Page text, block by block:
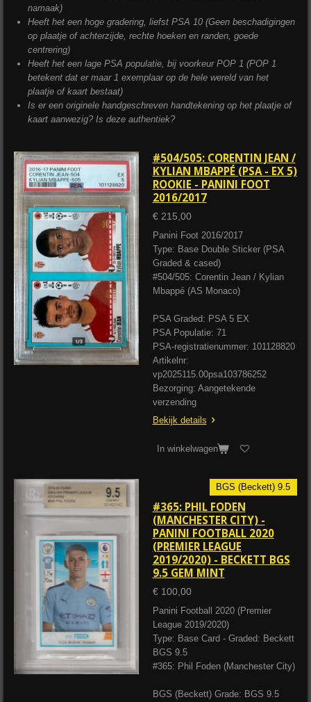
namaak)
Heeft het een hoge gradering, liefst PSA 10 (Geen beschadigingen
op plaatje of achterzijde, rechte hoeken en randen, goede
centrering)
Heeft het een lage PSA populatie, bij voorkeur POP 1 (POP 1
betekent dat er maar 1 exemplaar op de hele wereld van het
plaatje of kaart bestaat)
Is er een originele handgeschreven handtekening op het plaatje of
kaart aanwezig? Is deze authentiek?
#504/505: CORENTIN JEAN /
KYLIAN MBAPPÉ (PSA - EX 5)
ROOKIE - PANINI FOOT
2016/2017
€ 215,00
Panini Foot 2016/2017
Type: Base Double Sticker (PSA
Graded & cased)
#504/505: Corentin Jean / Kylian
Mbappé (AS Monaco)
PSA Graded: PSA 5 EX
PSA Populatie: 71
PSA-registratienummer: 101128820
Artikelnr:
vp2025115.00psa103786252
Bezorging: Aangetekende
verzending
Bekijk details
In winkelwagen
BGS (Beckett) 9.5
#365: PHIL FODEN
(MANCHESTER CITY) -
PANINI FOOTBALL 2020
(PREMIER LEAGUE
2019/2020) - BECKETT BGS
9.5 GEM MINT
€ 100,00
Panini Football 2020 (Premier
League 2019/2020)
Type: Base Card - Graded: Beckett
BGS 9.5
#365: Phil Foden (Manchester City)
BGS (Beckett) Grade: BGS 9.5